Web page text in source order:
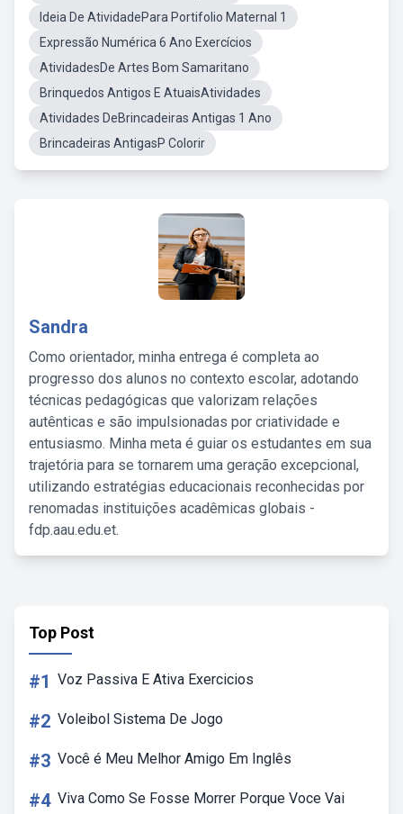
Ideia De AtividadePara Portifolio Maternal 1
Expressão Numérica 6 Ano Exercícios
AtividadesDe Artes Bom Samaritano
Brinquedos Antigos E AtuaisAtividades
Atividades DeBrincadeiras Antigas 1 Ano
Brincadeiras AntigasP Colorir
Sandra
Como orientador, minha entrega é completa ao
progresso dos alunos no contexto escolar, adotando
técnicas pedagógicas que valorizam relações
autênticas e são impulsionadas por criatividade e
entusiasmo. Minha meta é guiar os estudantes em sua
trajetória para se tornarem uma geração excepcional,
utilizando estratégias educacionais reconhecidas por
renomadas instituições acadêmicas globais -
fdp.aau.edu.et.
Top Post
#1 Voz Passiva E Ativa Exercicios
#2 Voleibol Sistema De Jogo
#3 Você é Meu Melhor Amigo Em Inglês
#4 Viva Como Se Fosse Morrer Porque Voce Vai